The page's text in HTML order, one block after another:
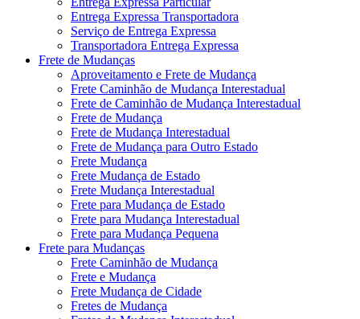
Entrega Expressa Transportadora
Serviço de Entrega Expressa
Transportadora Entrega Expressa
Frete de Mudanças
Aproveitamento e Frete de Mudança
Frete Caminhão de Mudança Interestadual
Frete de Caminhão de Mudança Interestadual
Frete de Mudança
Frete de Mudança Interestadual
Frete de Mudança para Outro Estado
Frete Mudança
Frete Mudança de Estado
Frete Mudança Interestadual
Frete para Mudança de Estado
Frete para Mudança Interestadual
Frete para Mudança Pequena
Frete para Mudanças
Frete Caminhão de Mudança
Frete e Mudança
Frete Mudança de Cidade
Fretes de Mudança